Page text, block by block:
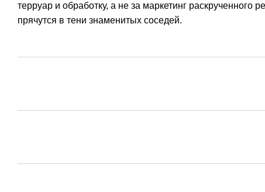
терруар и обработку, а не за маркетинг раскрученного
прячутся в тени знаменитых соседей.